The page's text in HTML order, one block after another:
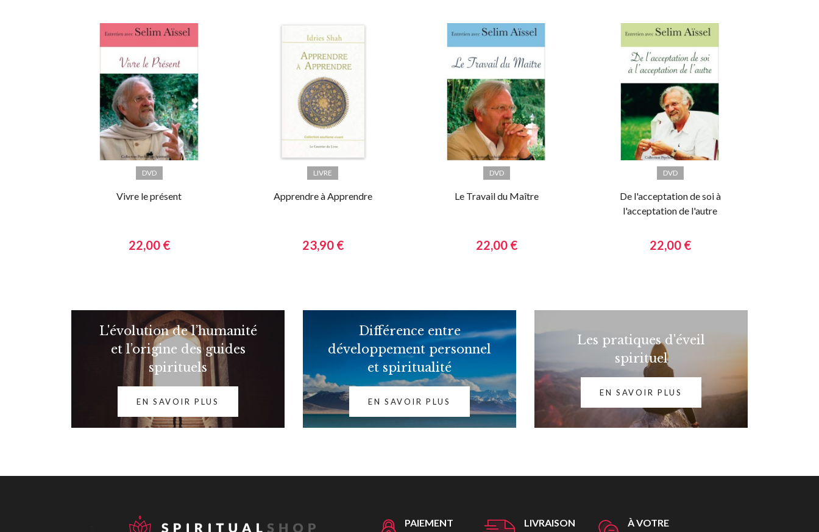
DVD
Vivre le présent
22,00 €
LIVRE
Apprendre à Apprendre
23,90 €
DVD
Le Travail du Maître
22,00 €
DVD
De l'acceptation de soi à
l'acceptation de l'autre
22,00 €
L'évolution de l’humanité
et l’origine des guides
spirituels
EN SAVOIR PLUS
Différence entre
développement personnel
et spiritualité
EN SAVOIR PLUS
Les pratiques d'éveil
spirituel
EN SAVOIR PLUS
PAIEMENT
LIVRAISON
À VOTRE